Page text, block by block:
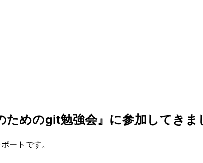
めのgit勉強会』に参加してきま
ートです。